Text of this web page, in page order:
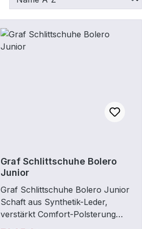
Graf Schlittschuhe Bolero
Junior
Graf Schlittschuhe Bolero Junior
Schaft aus Synthetik-Leder,
verstärkt Comfort-Polsterung
atmungsaktives Spezial-Futter